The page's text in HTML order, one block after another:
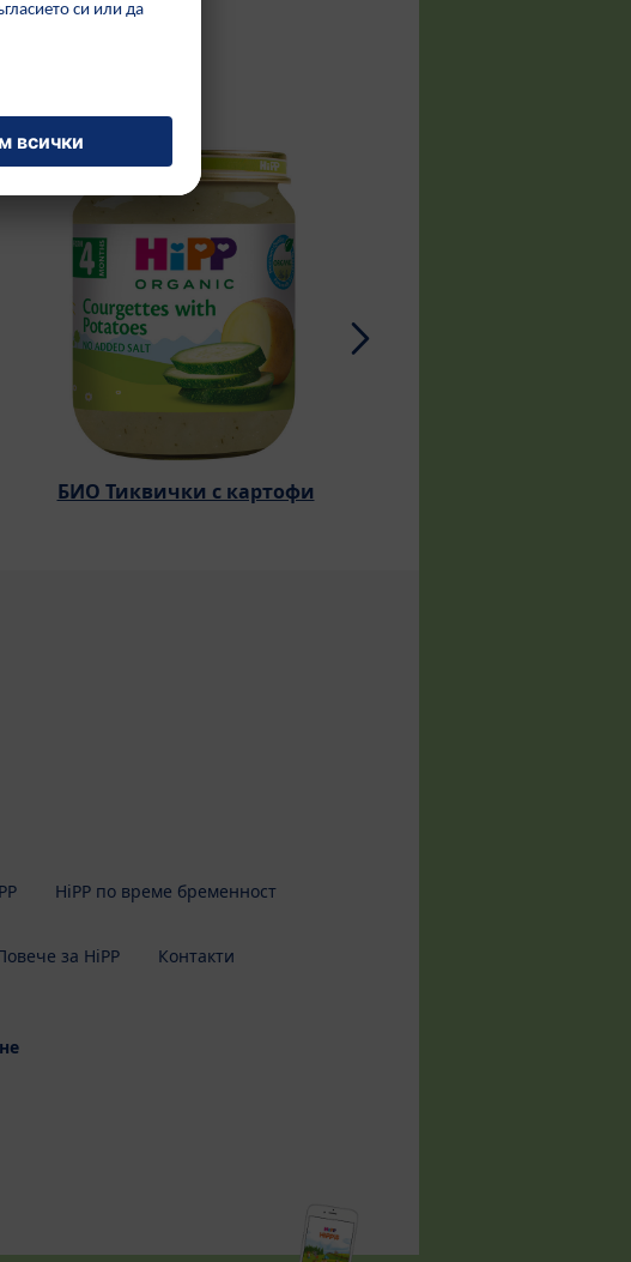
БИО Тиквички с картофи
HiPP по време бременност
за HiPP Контакти